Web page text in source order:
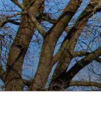
Zum
Inhalt
springen